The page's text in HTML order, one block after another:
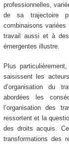
professionnelles,
de sa trajectoire
combinaisons
travail aussi et à
émergentes illustre.
Plus
saisissent les
d’organisation du
abordées les
l’organisation des
ressortent et la
des droits acquis.
transformations des